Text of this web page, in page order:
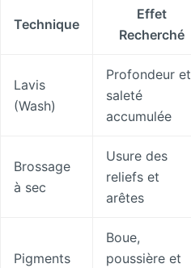
Technique
Effet
Recherché
Lavis
(Wash)
Profondeur et
saleté
accumulée
Brossage
à sec
Usure des
reliefs et
arêtes
Pigments
Boue,
poussière et